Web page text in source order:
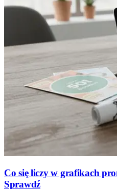
Co się liczy w grafikach
Sprawdź